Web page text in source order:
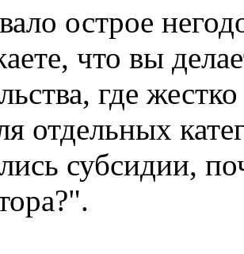
острое
что вы
где
отдельных
субсидии,